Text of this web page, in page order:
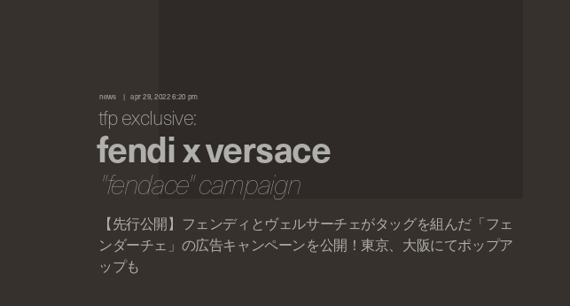
news apr 29, 2022 6:20 pm
tfp exclusive:
fendi x versace
"fendace" campaign
【先行公開】フェンディとヴェルサーチェがタッグを組んだ「フェ
ンダーチェ」の広告キャンペーンを公開！東京、大阪にてポップア
ップも